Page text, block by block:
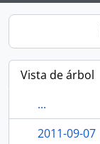
Vista de árbol
...
2011-09-07